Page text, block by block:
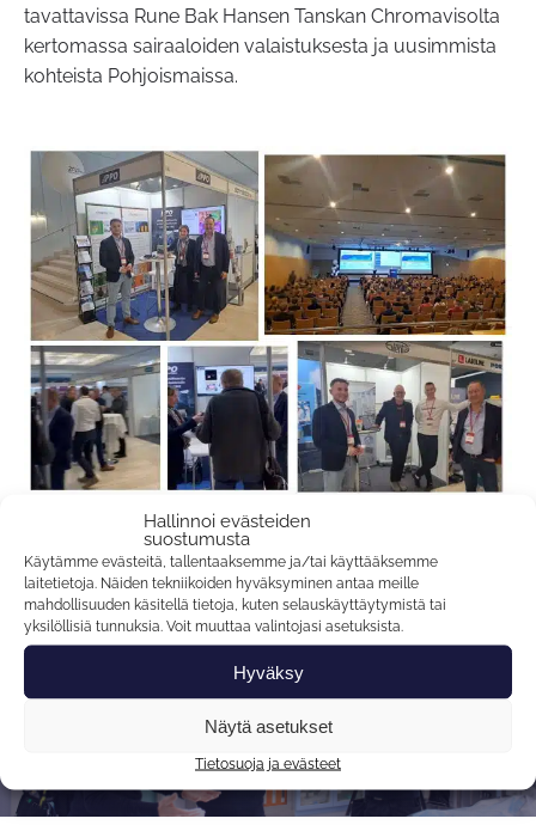
Hallinnoi evästeiden
suostumusta
Käytämme evästeitä, tallentaaksemme ja/tai käyttääksemme
laitetietoja. Näiden tekniikoiden hyväksyminen antaa meille
mahdollisuuden käsitellä tietoja, kuten selauskäyttäytymistä tai
yksilöllisiä tunnuksia. Voit muuttaa valintojasi asetuksista.
Hyväksy
Näytä asetukset
Tietosuoja ja evästeet
tavattavissa Rune Bak Hansen Tanskan Chromavisolta
kertomassa sairaaloiden valaistuksesta ja uusimmista
kohteista Pohjoismaissa.
Sairaalatekniikan päivät 2023
PPO-Elektroniikka Oy on luotettava ja
ketterä suomalainen kumppani, joka
tekee, minkä lupaa